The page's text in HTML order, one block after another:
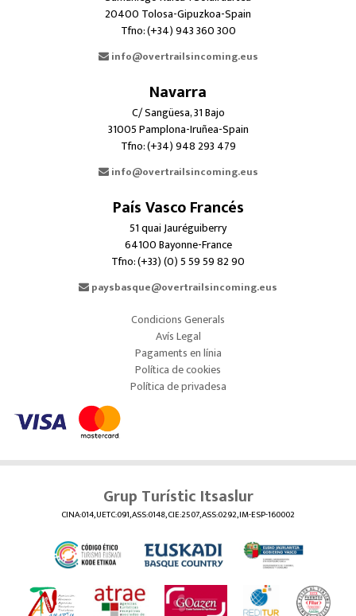
20400 Tolosa-Gipuzkoa-Spain
Tfno: (+34) 943 360 300
info@overtrailsincoming.eus
Navarra
C/ Sangüesa, 31 Bajo
31005 Pamplona-Iruñea-Spain
Tfno: (+34) 948 293 479
info@overtrailsincoming.eus
País Vasco Francés
51 quai Jauréguiberry
64100 Bayonne-France
Tfno: (+33) (0) 5 59 59 82 90
paysbasque@overtrailsincoming.eus
Condicions Generals
Avís Legal
Pagaments en línia
Política de cookies
Política de privadesa
Grup Turístic Itsaslur
CINA:014, UETC:091, ASS:0148, CIE:2507, ASS:0292, IM-ESP-160002